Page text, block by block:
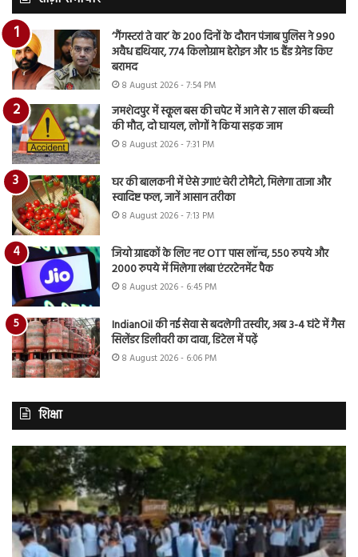
‘गैंगस्टरां ते वार’ के 200 दिनों के दौरान पंजाब पुलिस ने 990
अवैध हथियार, 774 किलोग्राम हेरोइन और 15 हैंड ग्रेनेड किए
बरामद
8 August 2026 - 7:54 PM
जमशेदपुर में स्कूल बस की चपेट में आने से 7 साल की बच्ची
की मौत, दो घायल, लोगों ने किया सड़क जाम
8 August 2026 - 7:31 PM
घर की बालकनी में ऐसे उगाएं चेरी टोमैटो, मिलेगा ताजा और
स्वादिष्ट फल, जानें आसान तरीका
8 August 2026 - 7:13 PM
जियो ग्राहकों के लिए नए OTT पास लॉन्च, 550 रुपये और
2000 रुपये में मिलेगा लंबा एंटरटेनमेंट पैक
8 August 2026 - 6:45 PM
IndianOil की नई सेवा से बदलेगी तस्वीर, अब 3-4 घंटे में गैस
सिलेंडर डिलीवरी का दावा, डिटेल में पढ़ें
8 August 2026 - 6:06 PM
शिक्षा